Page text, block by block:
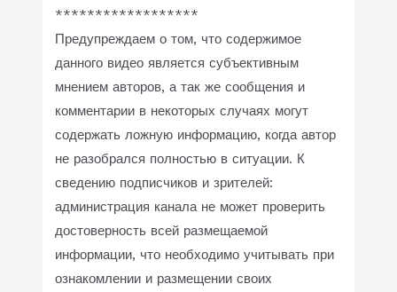
******************
Предупреждаем о том, что содержимое
данного видео является субъективным
мнением авторов, а так же сообщения и
комментарии в некоторых случаях могут
содержать ложную информацию, когда автор
не разобрался полностью в ситуации. К
сведению подписчиков и зрителей:
администрация канала не может проверить
достоверность всей размещаемой
информации, что необходимо учитывать при
ознакомлении и размещении своих